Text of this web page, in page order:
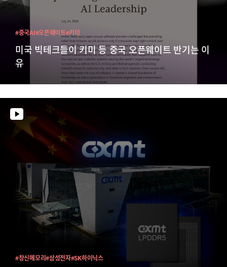
미국 빅테크들이 키미 등 중국 오픈웨이트 반기는 이
유
#중국AI#오픈웨이트#키미
#창신메모리#삼성전자#SK하이닉스